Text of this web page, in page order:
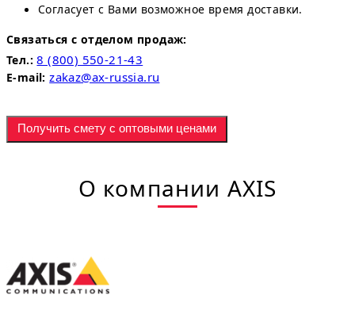
Согласует с Вами возможное время доставки.
Связаться с отделом продаж:
Тел.: 8 (800) 550-21-43
E-mail: zakaz@ax-russia.ru
Получить смету с оптовыми ценами
О компании AXIS